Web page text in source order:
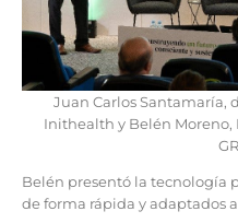
Juan Carlos Santamaría,
Inithealth y Belén Moreno,
Belén presentó la tecnología
de forma rápida y adaptados